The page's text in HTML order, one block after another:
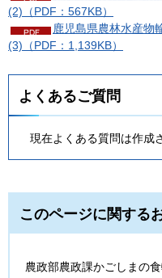
(2)（PDF：567KB）
鹿児島県農林水産物
(3)（PDF：1,139KB）
よくあるご質問
現在よくある質問は作成
このページに関する
農政部農政課かごしまの